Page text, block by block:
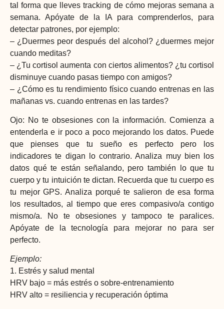
tal forma que lleves tracking de cómo mejoras semana a
semana. Apóyate de la IA para comprenderlos, para
detectar patrones, por ejemplo:
– ¿Duermes peor después del alcohol? ¿duermes mejor
cuando meditas?
– ¿Tu cortisol aumenta con ciertos alimentos? ¿tu cortisol
disminuye cuando pasas tiempo con amigos?
– ¿Cómo es tu rendimiento físico cuando entrenas en las
mañanas vs. cuando entrenas en las tardes?
Ojo: No te obsesiones con la información. Comienza a
entenderla e ir poco a poco mejorando los datos. Puede
que pienses que tu sueño es perfecto pero los
indicadores te digan lo contrario. Analiza muy bien los
datos qué te están señalando, pero también lo que tu
cuerpo y tu intuición te dictan. Recuerda que tu cuerpo es
tu mejor GPS. Analiza porqué te salieron de esa forma
los resultados, al tiempo que eres compasivo/a contigo
mismo/a. No te obsesiones y tampoco te paralices.
Apóyate de la tecnología para mejorar no para ser
perfecto.
Ejemplo:
1. Estrés y salud mental
HRV bajo = más estrés o sobre-entrenamiento
HRV alto = resiliencia y recuperación óptima